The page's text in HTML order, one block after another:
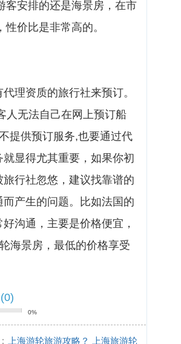
客安排的还是海景房，在市
价比是非常高的。
理资质的旅行社来预订。
人无法自己在网上预订船
提供预订服务,也要通过代
显得尤其重要，如果你初
行社忽悠，建议找靠谱的
产生的问题。比如法国的
沟通，主要是价格便宜，
海景房，最低的价格享受
(0)
0%
上海游轮旅游攻略？ 上海旅游轮